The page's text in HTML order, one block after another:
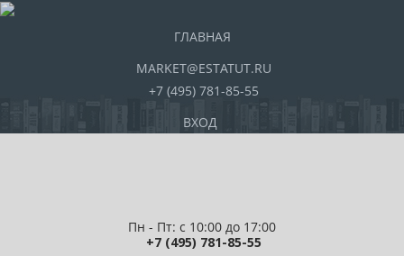
ГЛАВНАЯ
MARKET@ESTATUT.RU
+7 (495) 781-85-55
ВХОД
Пн - Пт: с 10:00 до 17:00
+7 (495) 781-85-55